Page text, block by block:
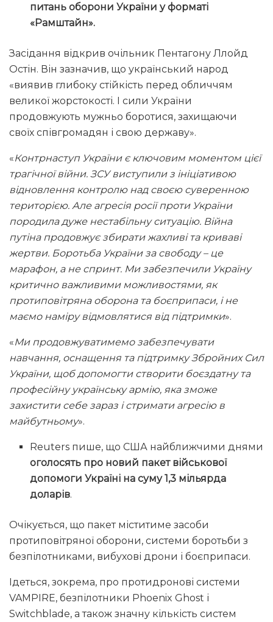
питань оборони України у форматі
«Рамштайн».
Засідання відкрив очільник Пентагону Ллойд
Остін. Він зазначив, що український народ
«виявив глибоку стійкість перед обличчям
великої жорстокості. І сили України
продовжують мужньо боротися, захищаючи
своїх співгромадян і свою державу».
«Контрнаступ України є ключовим моментом цієї
трагічної війни. ЗСУ виступили з ініціативою
відновлення контролю над своєю суверенною
територією. Але агресія росії проти України
породила дуже нестабільну ситуацію. Війна
путіна продовжує збирати жахливі та криваві
жертви. Боротьба України за свободу – це
марафон, а не спринт. Ми забезпечили Україну
критично важливими можливостями, як
протиповітряна оборона та боєприпаси, і не
маємо наміру відмовлятися від підтримки».
«Ми продовжуватимемо забезпечувати
навчання, оснащення та підтримку Збройних Сил
України, щоб допомогти створити боєздатну та
професійну українську армію, яка зможе
захистити себе зараз і стримати агресію в
майбутньому».
Reuters пише, що США найближчими днями
оголосять про новий пакет військової
допомоги Україні на суму 1,3 мільярда
доларів.
Очікується, що пакет міститиме засоби
протиповітряної оборони, системи боротьби з
безпілотниками, вибухові дрони і боєприпаси.
Ідеться, зокрема, про протидронові системи
VAMPIRE, безпілотники Phoenix Ghost і
Switchblade, а також значну кількість систем